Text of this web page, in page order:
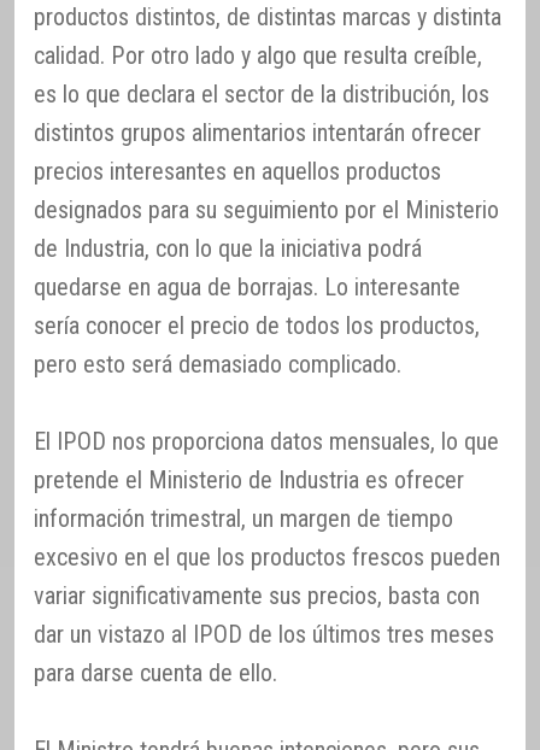
productos distintos, de distintas marcas y distinta
calidad. Por otro lado y algo que resulta creíble,
es lo que declara el sector de la distribución, los
distintos grupos alimentarios intentarán ofrecer
precios interesantes en aquellos productos
designados para su seguimiento por el Ministerio
de Industria, con lo que la iniciativa podrá
quedarse en agua de borrajas. Lo interesante
sería conocer el precio de todos los productos,
pero esto será demasiado complicado.
El IPOD nos proporciona datos mensuales, lo que
pretende el Ministerio de Industria es ofrecer
información trimestral, un margen de tiempo
excesivo en el que los productos frescos pueden
variar significativamente sus precios, basta con
dar un vistazo al IPOD de los últimos tres meses
para darse cuenta de ello.